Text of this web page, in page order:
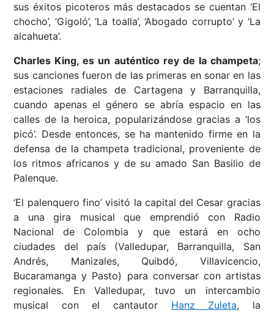
sus éxitos picoteros más destacados se cuentan ‘El
chocho’, ‘Gigoló’, ‘La toalla’, ‘Abogado corrupto’ y ‘La
alcahueta’.
Charles King, es un auténtico rey de la champeta;
sus canciones fueron de las primeras en sonar en las
estaciones radiales de Cartagena y Barranquilla,
cuando apenas el género se abría espacio en las
calles de la heroica, popularizándose gracias a ‘los
picó’. Desde entonces, se ha mantenido firme en la
defensa de la champeta tradicional, proveniente de
los ritmos africanos y de su amado San Basilio de
Palenque.
‘El palenquero fino’ visitó la capital del Cesar gracias
a una gira musical que emprendió con Radio
Nacional de Colombia y que estará en ocho
ciudades del país (Valledupar, Barranquilla, San
Andrés, Manizales, Quibdó, Villavicencio,
Bucaramanga y Pasto) para conversar con artistas
regionales. En Valledupar, tuvo un intercambio
musical con el cantautor Hanz Zuleta, la